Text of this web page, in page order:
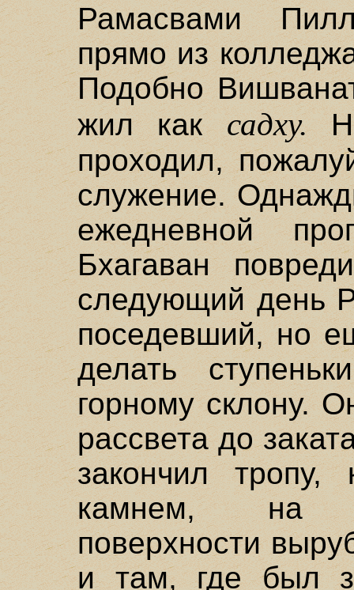
Рамасвами
прямо из
Подобно
жил как садху.
проходил,
служение.
ежедневной
Бхагаван
следующий день
поседевший, но
делать
горному склону.
рассвета до
закончил тропу,
камнем, на
поверхности
и там, где был